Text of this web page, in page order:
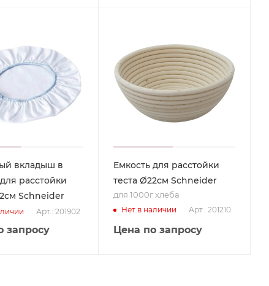
вкладыш в
расстойки
Schneider
Арт.: 201902
запросу
Емкость для расстойки
теста Ø22см Schneider
для 1000г хлеба
Нет в наличии Арт.: 201210
Цена по запросу